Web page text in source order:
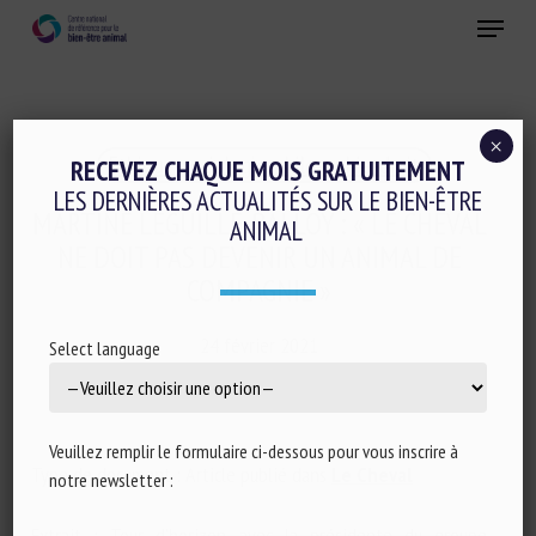
Menu
Ethique-sociologie-philosophie-droit
MARTINE LEGUILLE-BALLOY : « LE CHEVAL
COMPAGNIE »
Type de document : Article publié dans
RECEVEZ CHAQUE MOIS GRATUITEMENT
LES DERNIÈRES ACTUALITÉS SUR LE BIEN-ÊTRE
ANIMAL
Select language
Veuillez remplir le formulaire ci-dessous pour vous inscrire à
notre newsletter :
×